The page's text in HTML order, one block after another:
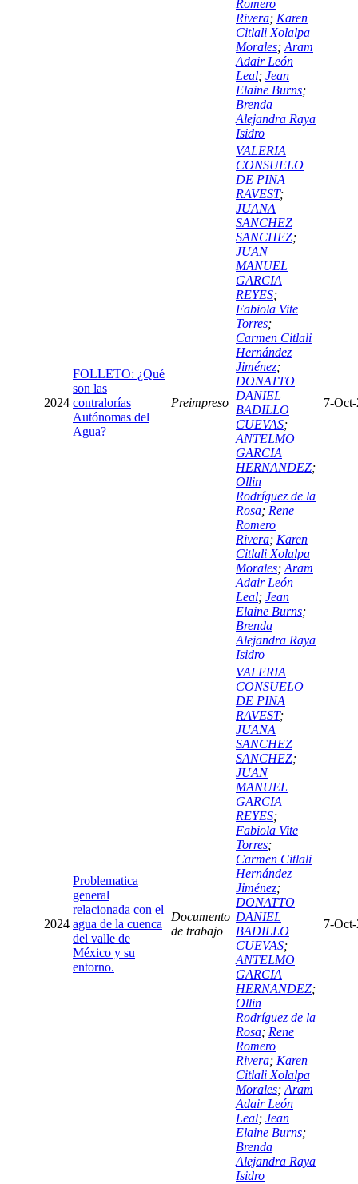
Romero
Rivera; Karen
Citlali Xolalpa
Morales;Aram
Adair León
Leal; Jean
Elaine Burns;
Brenda
Alejandra Raya
Isidro
2024
FOLLETO: ¿Qué
son las
contralorías
Autónomas del
Agua?
Preimpreso
VALERIA
CONSUELO
DE PINA
RAVEST;
JUANA
SANCHEZ
SANCHEZ;
JUAN
MANUEL
GARCIA
REYES;
Fabiola Vite
Torres;
Carmen Citlali
Hernández
Jiménez;
DONATTO
DANIEL
BADILLO
CUEVAS;
ANTELMO
GARCIA
HERNANDEZ;
Ollin
Rodríguez de la
Rosa; Rene
Romero
Rivera; Karen
Citlali Xolalpa
Morales;Aram
Adair León
Leal; Jean
Elaine Burns;
Brenda
Alejandra Raya
Isidro
7-
2024
Problematica
general
relacionada con el
agua de la cuenca
del valle de
México y su
entorno.
Documento
de trabajo
VALERIA
CONSUELO
DE PINA
RAVEST;
JUANA
SANCHEZ
SANCHEZ;
JUAN
MANUEL
GARCIA
REYES;
Fabiola Vite
Torres;
Carmen Citlali
Hernández
Jiménez;
DONATTO
DANIEL
BADILLO
CUEVAS;
ANTELMO
GARCIA
HERNANDEZ;
Ollin
Rodríguez de la
Rosa; Rene
Romero
Rivera; Karen
Citlali Xolalpa
Morales;Aram
Adair León
Leal; Jean
Elaine Burns;
Brenda
Alejandra Raya
Isidro
7-